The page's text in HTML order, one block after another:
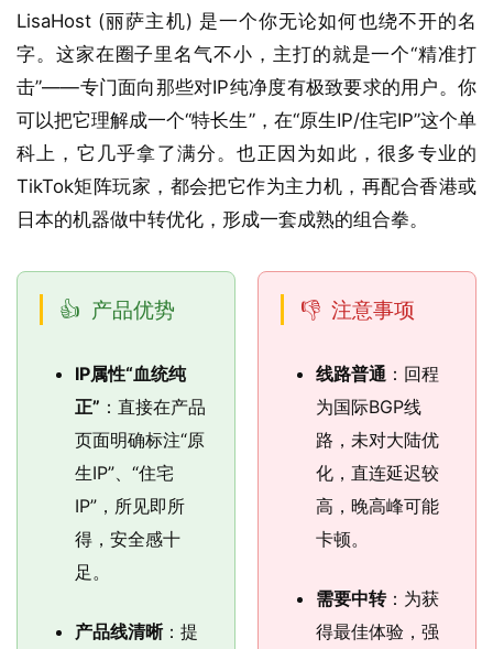
LisaHost (丽萨主机) 是一个你无论如何也绕不开的名
字。这家在圈子里名气不小，主打的就是一个“精准打
击”——专门面向那些对IP纯净度有极致要求的用户。你
可以把它理解成一个“特长生”，在“原生IP/住宅IP”这个单
科上，它几乎拿了满分。也正因为如此，很多专业的
TikTok矩阵玩家，都会把它作为主力机，再配合香港或
日本的机器做中转优化，形成一套成熟的组合拳。
产品优势
IP属性“血统纯
正” ：直接在产品
页面明确标注“原
生IP”、“住宅
IP”，所见即所
得，安全感十
足。
产品线清晰：提
注意事项
线路普通 ：回程
为国际BGP线
路，未对大陆优
化，直连延迟较
高，晚高峰可能
卡顿。
需要中转：为获
得最佳体验，强